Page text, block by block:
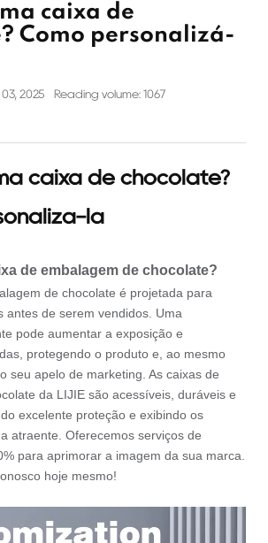
caixa de
Como personalizá-
2025 Reading volume: 1067
caixa de chocolate?
la
de embalagem de chocolate?
de chocolate é projetada para
antes de serem vendidos. Uma
pode aumentar a exposição e
protegendo o produto e, ao mesmo
seu apelo de marketing. As caixas de
da LIJIE são acessíveis, duráveis e
excelente proteção e exibindo os
atraente. Oferecemos serviços de
para aprimorar a imagem da sua marca.
hoje mesmo!